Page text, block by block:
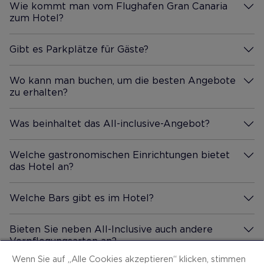
Wie kommt man vom Flughafen Gran Canaria
zum Hotel?
Mehr Infos
Gibt es Parkplätze für Gäste?
Mehr Infos
Wo kann man buchen, um die besten Angebote
zu erhalten?
Mehr Infos
Was beinhaltet das All-inclusive-Angebot?
Mehr Infos
Welche gastronomischen Einrichtungen bietet
das Hotel an?
Mehr Infos
Welche Bars gibt es im Hotel?
Mehr Infos
Bieten Sie neben All-Inclusive auch andere
Verpflegungsarten an?
Mehr Infos
Wenn Sie auf „Alle Cookies akzeptieren“ klicken, stimmen